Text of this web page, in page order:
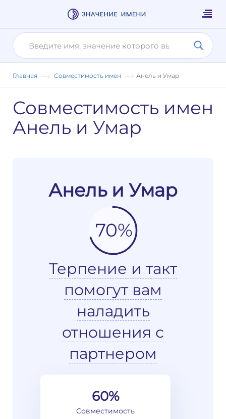
Главная Совместимость имен Анель и Умар
Совместимость имен
Анель и Умар
Анель и Умар
70%
Терпение и такт
помогут вам
наладить
отношения с
партнером
60%
Совместимость